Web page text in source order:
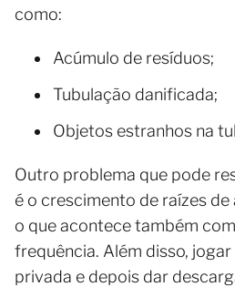
como:
Acúmulo de resíduos;
Tubulação danificada;
Objetos estranhos na
Outro problema que pode
é o crescimento de raízes
o que acontece também
frequência. Além disso,
privada e depois dar